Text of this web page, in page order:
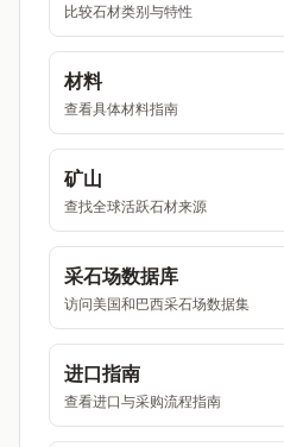
比较石材类别与特性
材料
查看具体材料指南
矿山
查找全球活跃石材来源
采石场数据库
访问美国和巴西采石场数据集
进口指南
查看进口与采购流程指南